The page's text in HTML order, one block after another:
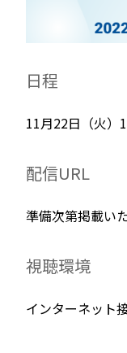
日程
11月22日（火）
配信URL
準備次第掲載い
視聴環境
インターネット